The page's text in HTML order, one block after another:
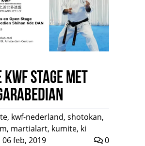
Stage met
, kwf-nederland, shotokan,
, martialart, kumite, ki
06 feb, 2019 0